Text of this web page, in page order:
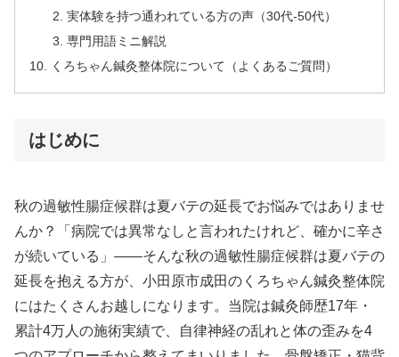
実体験を持つ通われている方の声（30代-50代）
専門用語ミニ解説
くろちゃん鍼灸整体院について（よくあるご質問）
はじめに
秋の過敏性腸症候群は夏バテの延長でお悩みではありませ
んか？「病院では異常なしと言われたけれど、確かに辛さ
が続いている」——そんな秋の過敏性腸症候群は夏バテの
延長を抱える方が、小田原市成田のくろちゃん鍼灸整体院
にはたくさんお越しになります。当院は鍼灸師歴17年・
累計4万人の施術実績で、自律神経の乱れと体の歪みを4